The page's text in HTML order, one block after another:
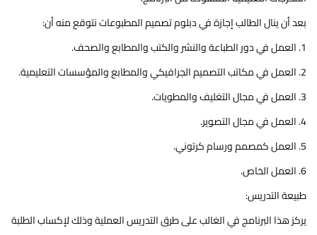
بعد أن ينال الطالب إجازة في دبلوم تصميم المطبوعات نتوقع منه أن:
1. العمل في دور الطباعة والنشر والكتب والمطابع والصحف.
2. العمل في مكاتب التصميم الجرافيكي والمطابع والمؤسسات التعليمية.
3. العمل في مجال التغليف والمطويات.
4. العمل في مجال التصوير.
5. العمل كمصمم ورسام كرتوني.
6. العمل الخاص.
طبيعة التدريس:
يركز هذا البرنامج في الغالب على طرق التدريس العملية وذلك لإكساب الطلبة